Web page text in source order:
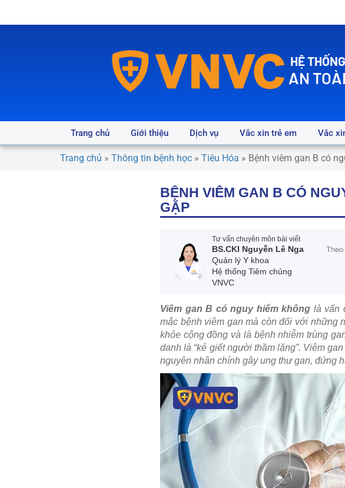
HỆ
AN
Trang chủ Giới thiệu Dịch vụ Vắc xin trẻ em Vắc
Trang chủ » Thông tin bệnh học » Tiêu Hóa » Bệnh viêm gan B có
BỆNH VIÊM GAN B CÓ
GẶP
Tư vấn chuyên môn bài viết
BS.CKI Nguyễn Lê Nga
Quản lý Y khoa
Hệ thống Tiêm chủng
VNVC
Viêm gan B có nguy hiểm không là vấn
mắc bệnh viêm gan mà còn đối với những
khỏe cộng đồng và là bệnh nhiễm trùng
danh là “kẻ giết người thầm lặng”. Viêm
nguyên nhân chính gây ung thư gan, đứng